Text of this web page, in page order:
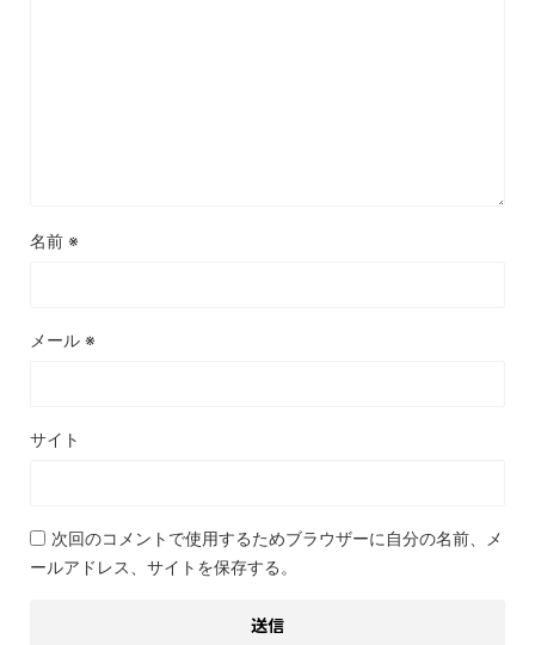
名前 ※
メール ※
サイト
次回のコメントで使用するためブラウザーに自分の名前、メ
ールアドレス、サイトを保存する。